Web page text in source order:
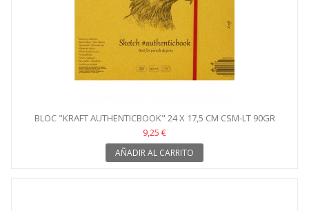
BLOC "KRAFT AUTHENTICBOOK" 24 X 17,5 CM CSM-LT 90GR
9,25 €
AÑADIR AL CARRITO